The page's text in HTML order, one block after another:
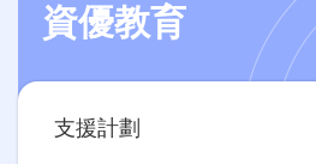
資優教育
Main
navigation
支援計劃